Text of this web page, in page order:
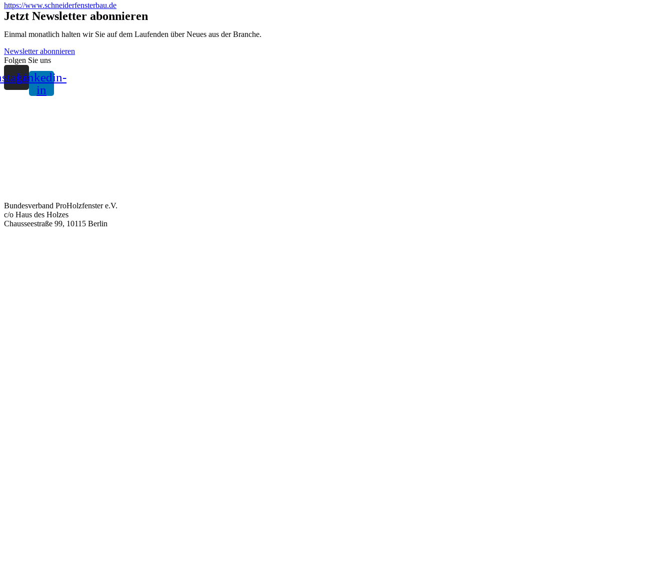
https://www.schneiderfensterbau.de
Jetzt Newsletter abonnieren
Einmal monatlich halten wir Sie auf dem Laufenden über Neues aus der Branche.
Newsletter abonnieren
Folgen Sie uns
Linkedin-
in
Bundesverband ProHolzfenster e.V.
c/o Haus des Holzes
Chausseestraße 99, 10115 Berlin